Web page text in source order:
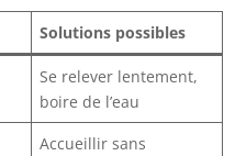
Solutions possibles
Se relever lentement,
boire de l’eau
Accueillir sans